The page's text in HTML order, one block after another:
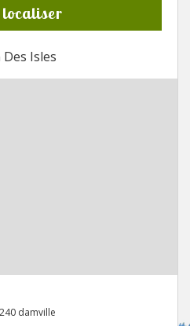
localiser
Isles
damville